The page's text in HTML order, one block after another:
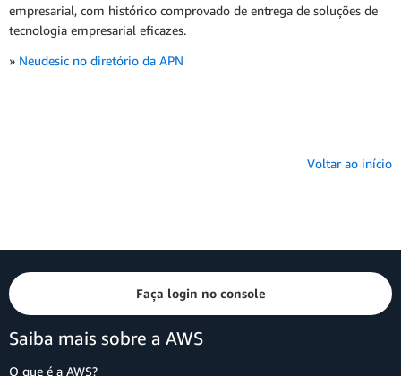
empresarial, com histórico comprovado de entrega de soluções de
tecnologia empresarial eficazes.
» Neudesic no diretório da APN
Voltar ao início
Faça login no console
Saiba mais sobre a AWS
O que é a AWS?